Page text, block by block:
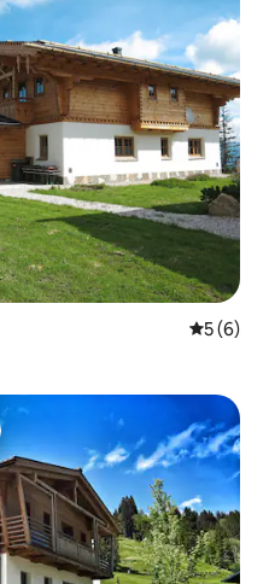
5 (6)
plus appréciés